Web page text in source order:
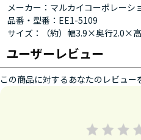
メーカー：マルカイコーポレーシ
品番・型番：EE1-5109
サイズ：（約）幅3.9×奥行2.0×
ユーザーレビュー
この商品に対するあなたのレビュー